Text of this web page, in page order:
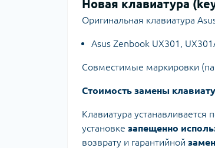
Новая клавиатура
Оригинальная клавиатура
Asus Zenbook UX301,
Совместимые маркировки
Стоимость замены
Клавиатура
установке запещенно
возврату и гарантийной